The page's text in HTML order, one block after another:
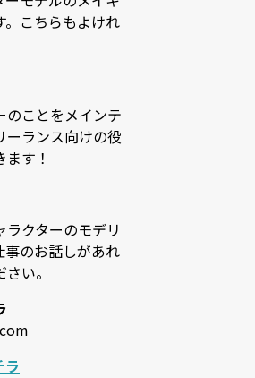
。こちらもよけれ
のことをメインテ
ーランス向けの役
す！
クターのモデリ
事のお話しがあれ
い。